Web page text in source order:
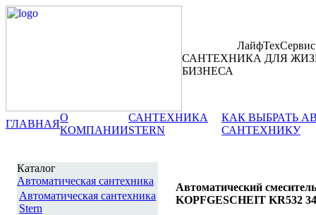
ЛайфТехСервис
САНТЕХНИКА ДЛЯ
БИЗНЕСА
ГЛАВНАЯ
О
КОМПАНИИ
САНТЕХНИКА
STERN
КАК ВЫБРАТЬ
САНТЕХНИКУ
Каталог
Автоматическая сантехника
Автоматическая сантехника
Stern
Автоматический
KOPFGESCHEIT KR532